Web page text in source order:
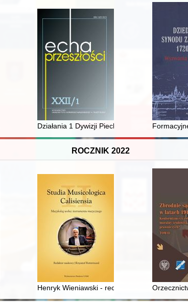
asservandus", czyli O archiwum klasztoru św.
Działania 1 Dywizji Piechoty Legionów we
ROCZNIK 2022
morzach i oceanach
Ziem Zachodnich : skład i pochodzenie ludności
Henryk Wieniawski - recenzja]